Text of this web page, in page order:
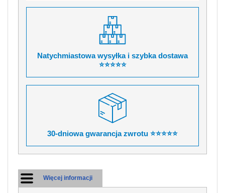
Natychmiastowa wysyłka i szybka dostawa
⭐⭐⭐⭐⭐
30-dniowa gwarancja zwrotu ⭐⭐⭐⭐⭐
Więcej informacji